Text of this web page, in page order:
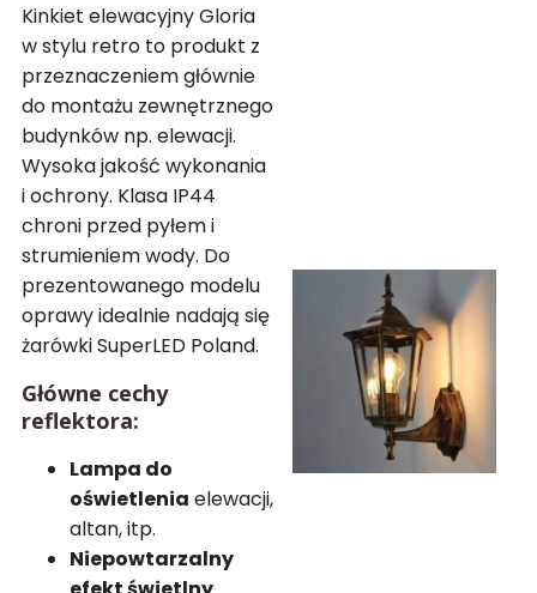
Kinkiet elewacyjny Gloria
w stylu retro to produkt z
przeznaczeniem głównie
do montażu zewnętrznego
budynków np. elewacji.
Wysoka jakość wykonania
i ochrony. Klasa IP44
chroni przed pyłem i
strumieniem wody. Do
prezentowanego modelu
oprawy idealnie nadają się
żarówki SuperLED Poland.
Główne cechy
reflektora:
Lampa do
oświetlenia elewacji,
altan, itp.
Niepowtarzalny